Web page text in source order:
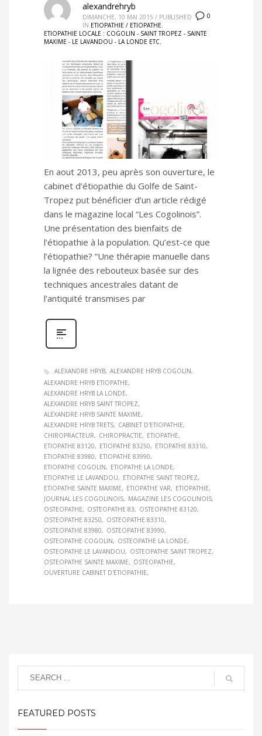
0
alexandrehryb
DIMANCHE, 10 MAI 2015 / PUBLISHED
IN ETIOPATHIE / ETIOPATHE,
ETIOPATHIE LOCALE : COGOLIN - SAINT TROPEZ - SAINTE
MAXIME - LE LAVANDOU - LA LONDE ETC.
En aout 2013, peu après son ouverture, le
cabinet d’étiopathie du Golfe de Saint-
Tropez put bénéficier d’un article rédigé
dans le magazine local “Les Cogolinois”.
Une présentation des bienfaits de
l’étiopathie à la population. Qu’est-ce que
l’étiopathie? “Une thérapie manuelle dans
la lignée des rebouteux basée sur des
techniques ancestrales datant de
l’antiquité transmises par
ALEXANDRE HRYB ALEXANDRE HRYB COGOLIN
ALEXANDRE HRYB ETIOPATHE
ALEXANDRE HRYB LA LONDE
ALEXANDRE HRYB SAINT TROPEZ
ALEXANDRE HRYB SAINTE MAXIME
ALEXANDRE HRYB TRETS
CABINET D'ETIOPATHIE
CHIROPRACTEUR
CHIROPRACTIE
ETIOPATHE
ETIOPATHE 83120
ETIOPATHE 83250
ETIOPATHE 83310
ETIOPATHE 83980
ETIOPATHE 83990
ETIOPATHE COGOLIN
ETIOPATHE LA LONDE
ETIOPATHE LE LAVANDOU
ETIOPATHE SAINT TROPEZ
ETIOPATHE SAINTE MAXIME
ETIOPATHE VAR
ETIOPATHIE
JOURNAL LES COGOLINOIS
MAGAZINE LES COGOLINOIS
OSTEOPATHE
OSTEOPATHE 83
OSTEOPATHE 83120
OSTEOPATHE 83250
OSTEOPATHE 83310
OSTEOPATHE 83980
OSTEOPATHE 83990
OSTEOPATHE COGOLIN
OSTEOPATHE LA LONDE
OSTEOPATHE LE LAVANDOU
OSTEOPATHE SAINT TROPEZ
OSTEOPATHE SAINTE MAXIME
OSTEOPATHIE
OUVERTURE CABINET D'ETIOPATHIE
FEATURED POSTS